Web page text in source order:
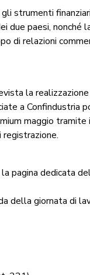
strumenti
due paesi, nonché
di relazioni
la
a Confindustria
maggio tramite
registrazione.
pagina dedicata
della giornata di